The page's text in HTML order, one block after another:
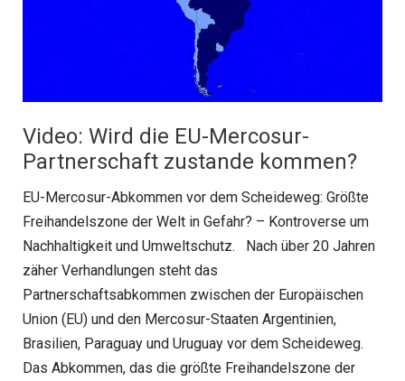
Video: Wird die EU-Mercosur-
Partnerschaft zustande kommen?
EU-Mercosur-Abkommen vor dem Scheideweg: Größte
Freihandelszone der Welt in Gefahr? – Kontroverse um
Nachhaltigkeit und Umweltschutz. Nach über 20 Jahren
zäher Verhandlungen steht das
Partnerschaftsabkommen zwischen der Europäischen
Union (EU) und den Mercosur-Staaten Argentinien,
Brasilien, Paraguay und Uruguay vor dem Scheideweg.
Das Abkommen, das die größte Freihandelszone der